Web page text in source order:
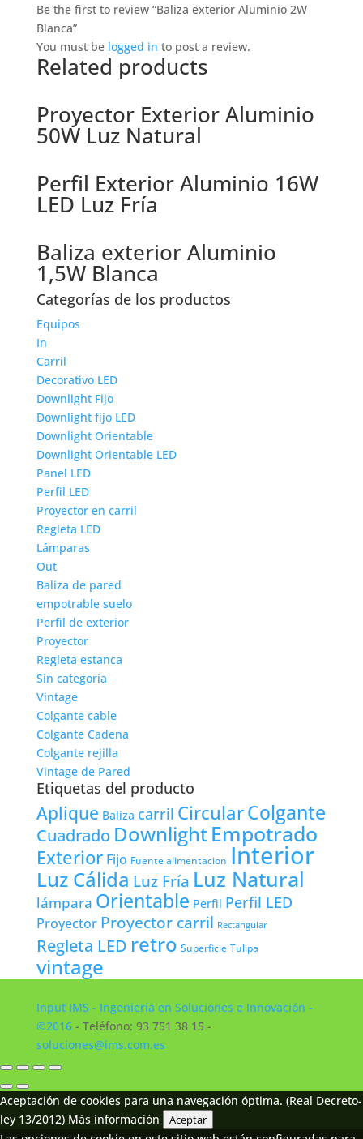
Be the first to review “Baliza exterior Aluminio 2W
Blanca”
You must be logged in to post a review.
Related products
Proyector Exterior Aluminio
50W Luz Natural
Perfil Exterior Aluminio 16W
LED Luz Fría
Baliza exterior Aluminio
1,5W Blanca
Categorías de los productos
Equipos
In
Carril
Decorativo LED
Downlight Fijo
Downlight fijo LED
Downlight Orientable
Downlight Orientable LED
Panel LED
Perfil LED
Proyector en carril
Regleta LED
Lámparas
Out
Baliza de pared
empotrable suelo
Perfil de exterior
Proyector
Regleta estanca
Sin categoría
Vintage
Colgante cable
Colgante Cadena
Colgante rejilla
Vintage de Pared
Etiquetas del producto
Aplique Baliza carril CircularColgante
Cuadrado DownlightEmpotrado
Exterior Fijo Fuente alimentacion Interior
Luz Cálida Luz Fría Luz Natural
lámpara Orientable Perfil Perfil LED
Proyector Proyector carril Rectangular
Regleta LED retro Superficie Tulipa
vintage
Input IMS - Ingeniería en Soluciones e Innovación -
©2016- Teléfono: 93 751 38 15 -
soluciones@ims.com.es
Aceptación de cookies para una navegación óptima. (Real Decreto-
ley 13/2012) Más información Aceptar